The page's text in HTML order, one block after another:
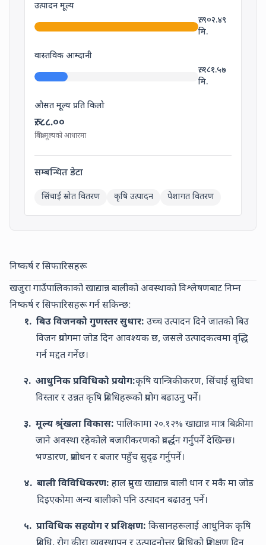
उत्पादन मूल्य
रु. ९०२.४९
मि.
वास्तविक आम्दानी
रु. १८१.५७
मि.
औसत मूल्य प्रति किलो
रु. ८८.००
बिक्री मूल्यको आधारमा
सम्बन्धित डेटा
सिंचाई स्रोत वितरण कृषि उत्पादन पेशागत वितरण
निष्कर्ष र सिफारिसहरू
खजुरा गाउँपालिकाको खाद्यान्न बालीको अवस्थाको विश्लेषणबाट निम्न
निष्कर्ष र सिफारिसहरू गर्न सकिन्छ:
१. बिउ विजनको गुणस्तर सुधार: उच्च उत्पादन दिने जातको बिउ
विजन प्रयोगमा जोड दिन आवश्यक छ, जसले उत्पादकत्वमा वृद्धि
गर्न मद्दत गर्नेछ।
२. आधुनिक प्रविधिको प्रयोग:कृषि यान्त्रिकीकरण, सिंचाई सुविधा
विस्तार र उन्नत कृषि प्रविधिहरूको प्रयोग बढाउनु पर्ने।
३. मूल्य श्रृंखला विकास: पालिकामा २०.१२% खाद्यान्न मात्र बिक्रीमा
जाने अवस्था रहेकोले बजारीकरणको प्रवर्द्धन गर्नुपर्ने देखिन्छ।
भण्डारण, प्रशोधन र बजार पहुँच सुदृढ गर्नुपर्ने।
४. बाली विविधिकरण: हाल प्रमुख खाद्यान्न बालीधानरमकैमा जोड
दिइएकोमा अन्य बालीको पनि उत्पादन बढाउनु पर्ने।
५. प्राविधिक सहयोग र प्रशिक्षण: किसानहरूलाई आधुनिक कृषि